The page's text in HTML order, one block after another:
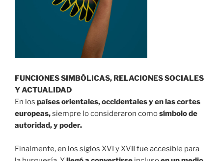
FUNCIONES SIMBÓLICAS, RELACIONES SOCIALES
Y ACTUALIDAD⁣
En los países orientales, occidentales y en las cortes
europeas,siempre lo consideraron comosímbolo de
autoridad, y poder. ⁣
Finalmente, en los siglos XVI y XVII fue accesible para